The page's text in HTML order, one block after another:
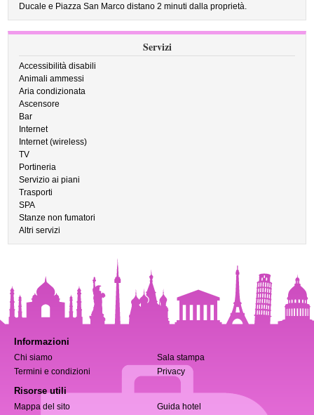
Ducale e Piazza San Marco distano 2 minuti dalla proprietà.
Servizi
Accessibilità disabili
Animali ammessi
Aria condizionata
Ascensore
Bar
Internet
Internet (wireless)
TV
Portineria
Servizio ai piani
Trasporti
SPA
Stanze non fumatori
Altri servizi
Informazioni
Chi siamo
Sala stampa
Termini e condizioni
Privacy
Risorse utili
Mappa del sito Guida hotel